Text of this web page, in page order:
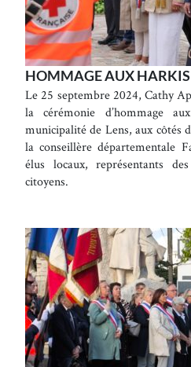
HOMMAGE AUX HARKIS
Le 25 septembre 2024, Cathy
la cérémonie d’hommage
municipalité de Lens, aux côtés
la conseillère départementale
élus locaux, représentants
citoyens.